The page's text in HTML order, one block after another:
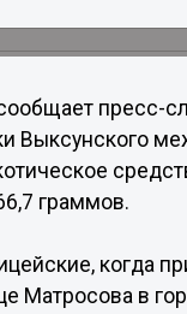
пресс-
Выксунского
граммов.
когда
Матросова в